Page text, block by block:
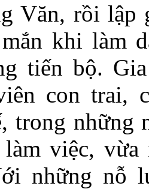
Văn, rồi lập
khi làm
tiến bộ.
con trai,
trong những
làm việc,
những nỗ